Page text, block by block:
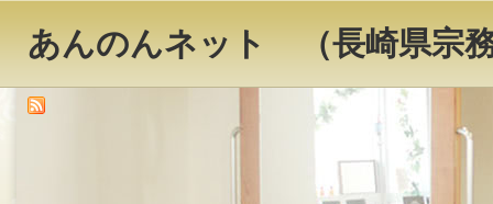
あんのんネット （長崎県宗